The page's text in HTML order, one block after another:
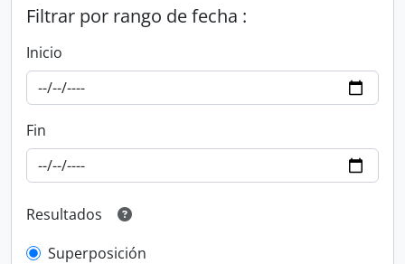
Filtrar por rango de fecha :
Inicio
Fin
Resultados
Superposición